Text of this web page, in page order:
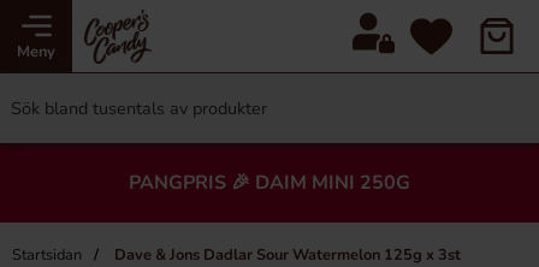
Meny
PANGPRIS 🎉 DAIM MINI 250G
Startsidan Dave & Jons Dadlar Sour Watermelon 125g x 3st